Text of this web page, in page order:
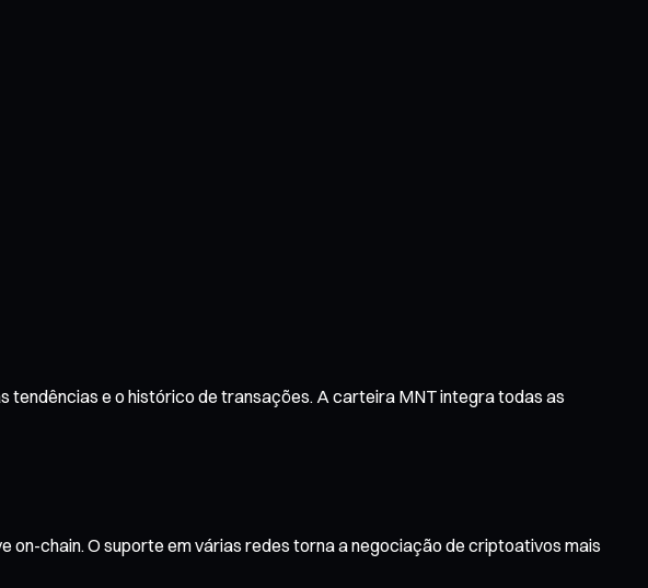
tendências e o histórico de transações. A carteira MNT integra todas as
on-chain. O suporte em várias redes torna a negociação de criptoativos mais